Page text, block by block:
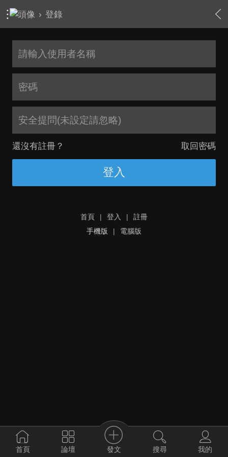
› 登錄
安全提問(未設定請忽略)
還沒有註冊？ 取回密碼
登入
首頁 | 登入 |
註冊
手機版
| 電腦版
首頁 論壇 發文 搜尋 我的